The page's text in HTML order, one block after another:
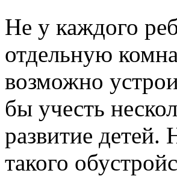
Не у каждого
отдельную
возможно
бы учесть
развитие детей.
такого